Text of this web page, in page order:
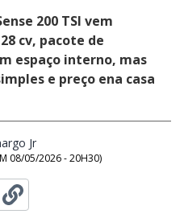
200 TSI vem
cv, pacote de
espaço interno, mas
e preço ena casa
Jr
08/05/2026 - 20H30)